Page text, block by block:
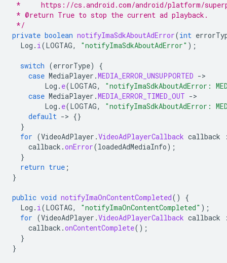
*     https://cs.android.com/android/platform/
* @return True to stop the current ad playback.
*/
private boolean notifyImaSdkAboutAdError(int
Log . i(LOGTAG, "notifyImaSdkAboutAdError" );
switch (errorType)
{
case MediaPlayer .MEDIA_ERROR_UNSUPPORTED -
Log . e(LOGTAG,
"notifyImaSdkAboutAdError:
case MediaPlayer .MEDIA_ERROR_TIMED_OUT -
Log . e(LOGTAG,
"notifyImaSdkAboutAdError:
default -> {}
}
for (VideoAdPlayer .VideoAdPlayerCallback callback
callback .onError(loadedAdMediaInfo);
}
return true ;
}
public void notifyImaOnContentCompleted()
{
Log . i(LOGTAG, "notifyImaOnContentCompleted" );
for (VideoAdPlayer .VideoAdPlayerCallback callback
callback .onContentComplete();
}
}